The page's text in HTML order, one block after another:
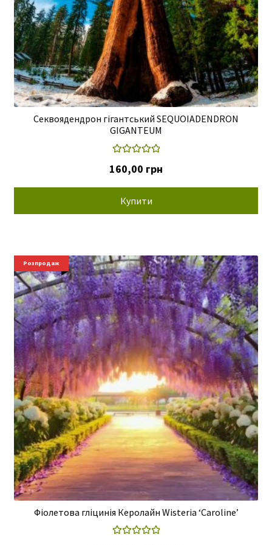
г
р
н
.
Секвоядендрон гігантський SEQUOIADENDRON
GIGANTEUM
5.00з 5
160,00 грн
Купити
Фіолетова гліцинія Керолайн Wisteria ‘Caroline’
Розпродаж